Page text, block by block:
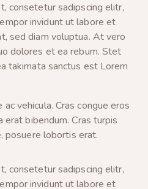
consetetur sadipscing elitr,
invidunt ut labore et
sed diam voluptua. At vero
dolores et ea rebum. Stet
takimata sanctus est Lorem
vehicula. Cras congue eros
erat bibendum. Cras turpis
posuere lobortis erat.
consetetur sadipscing elitr,
invidunt ut labore et